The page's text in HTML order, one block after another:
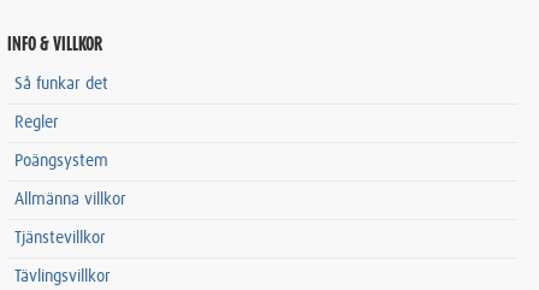
INFO & VILLKOR
Så funkar det
Regler
Poängsystem
Allmänna villkor
Tjänstevillkor
Tävlingsvillkor